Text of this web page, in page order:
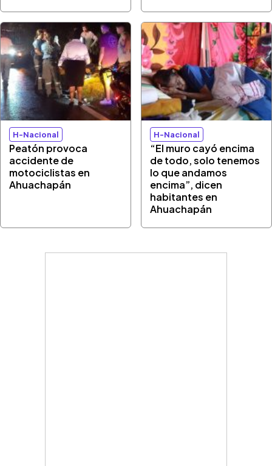
H-Nacional
Peatón provoca
accidente de
motociclistas en
Ahuachapán
H-Nacional
“El muro cayó encima
de todo, solo tenemos
lo que andamos
encima”, dicen
habitantes en
Ahuachapán